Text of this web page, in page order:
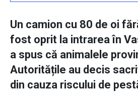
Un camion cu 80 de oi
fost oprit la intrarea în
a spus că animalele
Autoritățile au decis
din cauza riscului de